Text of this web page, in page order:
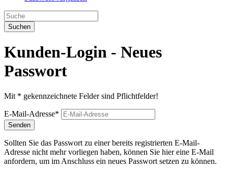
Suchen
Kunden-Login - Neues
Passwort
Mit * gekennzeichnete Felder sind Pflichtfelder!
E-Mail-Adresse*
Senden
Sollten Sie das Passwort zu einer bereits registrierten E-Mail-
Adresse nicht mehr vorliegen haben, können Sie hier eine E-Mail
anfordern, um im Anschluss ein neues Passwort setzen zu können.